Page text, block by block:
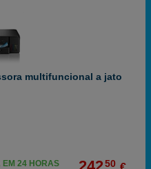
multifuncional a jato
50
EM 24 HORAS